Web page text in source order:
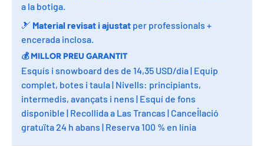
a la botiga.
🎿 Material revisat i ajustat per professionals +
encerada inclosa.
💰MILLOR PREU GARANTIT
Esquís i snowboard des de 14,35 USD/dia | Equip
complet, botes i taula | Nivells: principiants,
intermedis, avançats i nens | Esquí de fons
disponible | Recollida a Las Trancas | Cancel·lació
gratuïta 24 h abans | Reserva 100 % en línia